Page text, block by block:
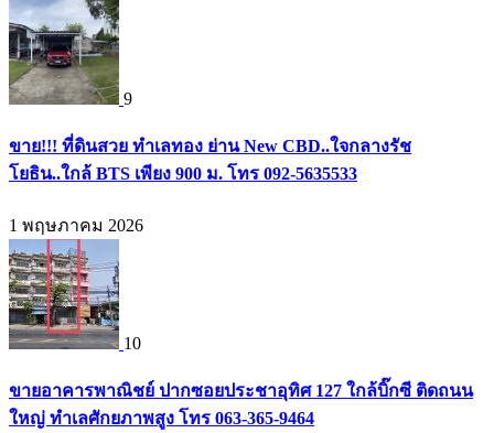
9
ขาย!!! ที่ดินสวย ทำเลทอง ย่าน New CBD..ใจกลางรัช
โยธิน..ใกล้ BTS เพียง 900 ม. โทร 092-5635533
1 พฤษภาคม 2026
10
ขายอาคารพาณิชย์ ปากซอยประชาอุทิศ 127 ใกล้บิ๊กซี ติดถนน
ใหญ่ ทำเลศักยภาพสูง โทร 063-365-9464